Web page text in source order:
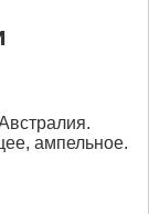
ампельное.